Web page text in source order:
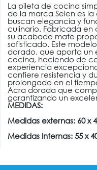
La pileta de cocina
de la marca Selen es
buscan elegancia y
culinario. Fabricada
su acabado mate
sofisticado. Este
dorado, que aporta un
cocina, haciendo de
experiencia
confiere resistencia y
prolongado en el
Acra dorada que
garantizando un
MEDIDAS:
Medidas externas: 60 x
Medidas Internas: 55 x